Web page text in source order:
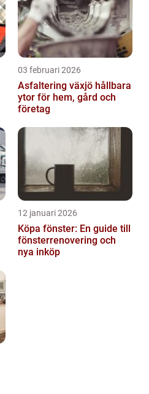
03 februari 2026
Asfaltering växjö hållbara
ytor för hem, gård och
företag
12 januari 2026
Köpa fönster: En guide till
fönsterrenovering och
nya inköp